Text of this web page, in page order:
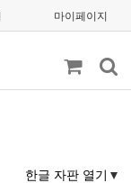
마이페이지
한글 자판 열기